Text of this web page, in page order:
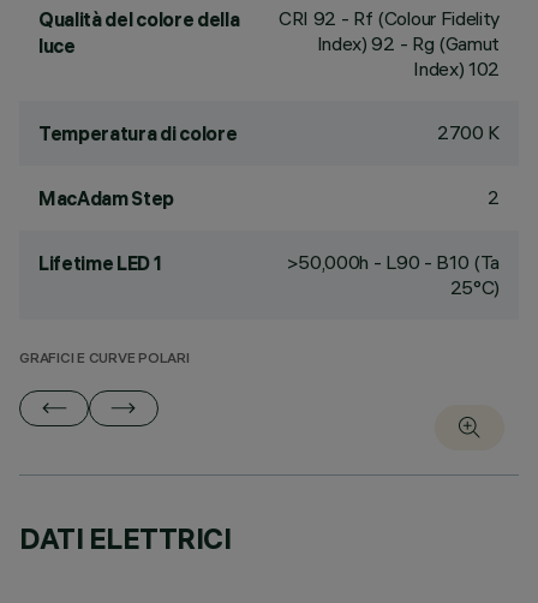
Qualità del colore della
luce
CRI 92 - Rf (Colour Fidelity
Index) 92 - Rg (Gamut
Index) 102
Temperatura di colore 2700 K
MacAdam Step 2
Lifetime LED 1
>50,000h - L90 - B10 (Ta
25°C)
GRAFICI E CURVE POLARI
DATI ELETTRICI